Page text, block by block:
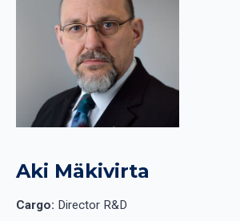
Aki Mäkivirta
Cargo: Director R&D